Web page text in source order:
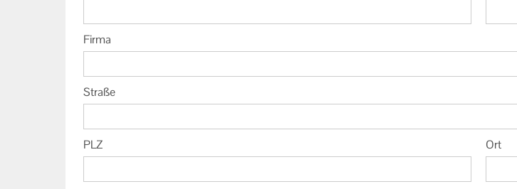
Firma
Straße
PLZ Ort